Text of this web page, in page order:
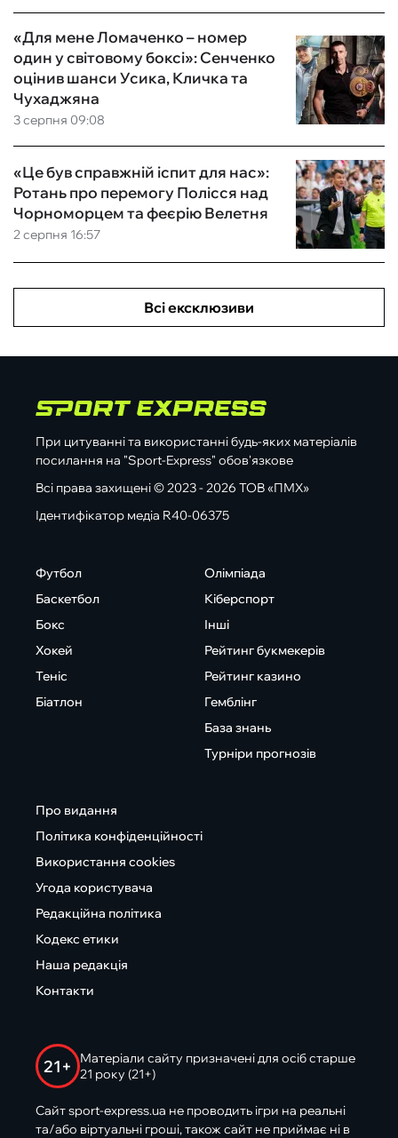
3 серпня 09:08
«Для мене Ломаченко – номер
один у світовому боксі»: Сенченко
оцінив шанси Усика, Кличка та
Чухаджяна
2 серпня 16:57
«Це був справжній іспит для нас»:
Ротань про перемогу Полісся над
Чорноморцем та феєрію Велетня
Всі ексклюзиви
При цитуванні та використанні будь-яких матеріалів
посилання на "Sport-Express" обов'язкове
Всі права захищені © 2023 - 2026 ТОВ «ПМХ»
Ідентифікатор медіа R40-06375
Футбол
Баскетбол
Бокс
Хокей
Теніс
Біатлон
Олімпіада
Кіберспорт
Інші
Рейтинг букмекерів
Рейтинг казино
Гемблінг
База знань
Турніри прогнозів
Про видання
Політика конфіденційності
Використання cookies
Угода користувача
Редакційна політика
Кодекс етики
Наша редакція
Контакти
21+
Матеріали сайту призначені для осіб старше
21 року (21+)
Сайт sport-express.ua не проводить ігри на реальні
та/або віртуальні гроші, також сайт не приймає ні в